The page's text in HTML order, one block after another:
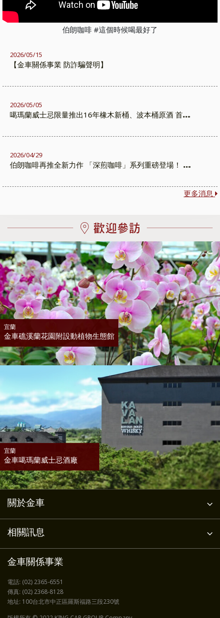
伯朗咖啡 #這個時候喝最好了
2026/05/15
【金車關係事業 防詐騙聲明】
2026/05/05
噶瑪蘭威士忌限量推出16年橡木新桶、波本桶原酒 首度
2026/04/29
伯朗咖啡再推全新力作 「深煎咖啡」系列重磅登場！ 攜
更多消息
宜蘭
金車礁溪蘭花園附設動植物生態館
宜蘭
金車噶瑪蘭威士忌酒廠
金車關係事業
電話:(02) 2365-6551
傳真:(02) 2368-8128
地址:100台北市中正區羅斯福路三段230號
關於金車
相關訊息